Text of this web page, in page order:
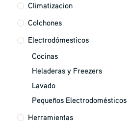
Climatizacion
Colchones
Electrodómesticos
Cocinas
Heladeras y Freezers
Lavado
Pequeños Electrodomésticos
Herramientas